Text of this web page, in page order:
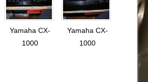
Yamaha CX-
1000
Yamaha CX-
1000